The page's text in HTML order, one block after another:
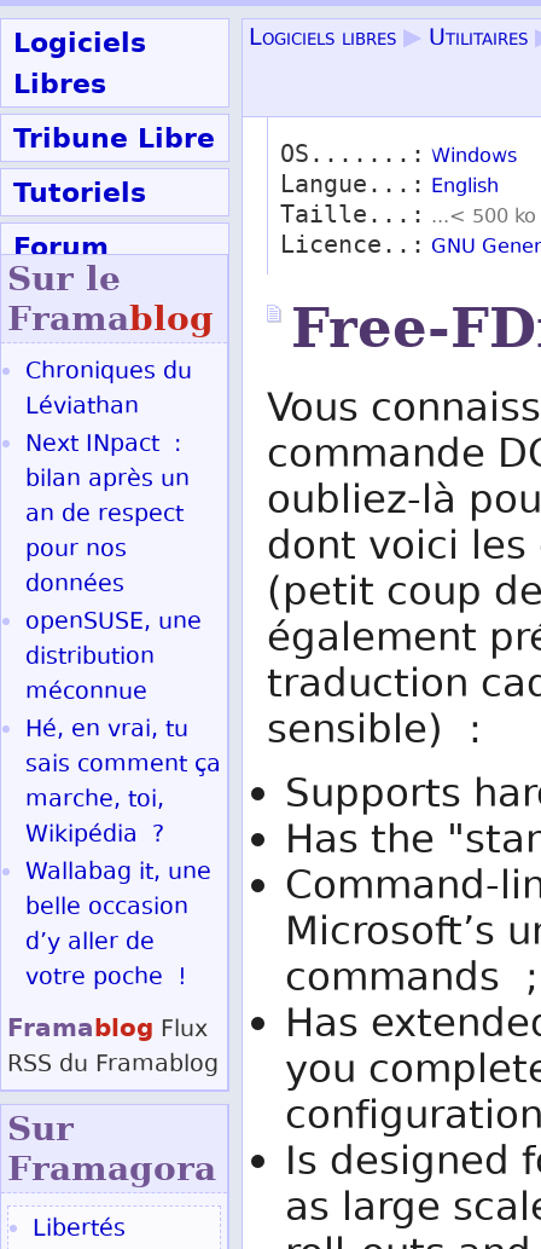
Logiciels
Libres
Tribune Libre
Tutoriels
Forum
Participer
Logiciels libres ▶ Utilitaires
OS.......: Windows
Langue...: English
Taille...: ...< 500 ko
Licence..: GNU
Free-
Vous
commande
oubliez-là
dont voici
(petit coup
également
traduction
sensible) :
Supports
Has the
Command-
Microsoft’s
commands ;
Has
you
Is designed
as large
Sur le
Framablog
Chroniques du
Léviathan
Next INpact :
bilan après un
an de respect
pour nos
données
openSUSE, une
distribution
méconnue
Hé, en vrai, tu
sais comment ça
marche, toi,
Wikipédia ?
Wallabag it, une
belle occasion
d’y aller de
votre poche !
Framablog Flux
RSS du Framablog
Sur
Framagora
Libertés